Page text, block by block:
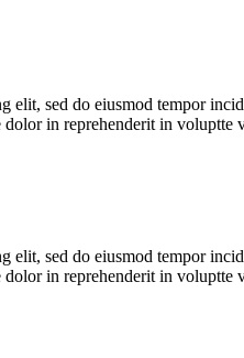
elit, sed do eiusmod tempor
dolor in reprehenderit in
elit, sed do eiusmod tempor
dolor in reprehenderit in